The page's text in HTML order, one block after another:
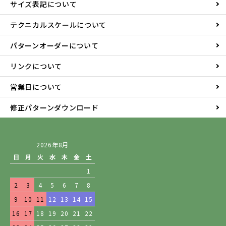
サイズ表記について
テクニカルスケールについて
パターンオーダーについて
リンクについて
営業日について
修正パターンダウンロード
2026年8月
日
月 火 水 木 金
土
1
2
3 4 5 6 7
8
9
10 11 12 13 14 15
16
17 18 19 20 21
22